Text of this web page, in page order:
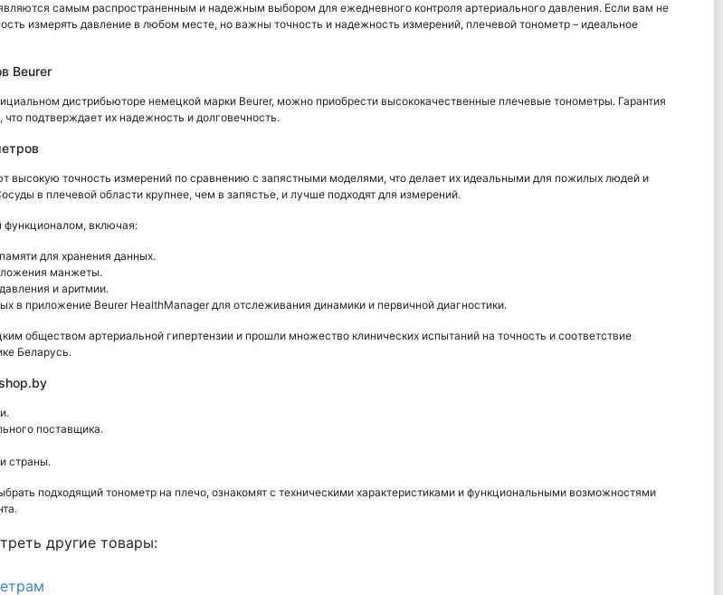
самым распространенным и надежным выбором для ежедневного контроля артериального давления. Если вам не
измерять давление в любом месте, но важны точность и надежность измерений, плечевой тонометр – идеальное
Beurer
дистрибьюторе немецкой марки Beurer, можно приобрести высококачественные плечевые тонометры. Гарантия
подтверждает их надежность и долговечность.
высокую точность измерений по сравнению с запястными моделями, что делает их идеальными для пожилых людей и
в плечевой области крупнее, чем в запястье, и лучше подходят для измерений.
функционалом, включая:
для хранения данных.
манжеты.
и аритмии.
в приложение Beurer HealthManager для отслеживания динамики и первичной диагностики.
обществом артериальной гипертензии и прошли множество клинических испытаний на точность и соответствие
Беларусь.
поставщика.
страны.
подходящий тонометр на плечо, ознакомят с техническими характеристиками и функциональными возможностями
другие товары: